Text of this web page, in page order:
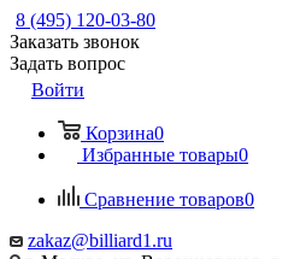
8 (495) 120-03-80
Заказать звонок
Задать вопрос
Войти
Корзина0
Избранные товары0
Сравнение товаров0
zakaz@billiard1.ru